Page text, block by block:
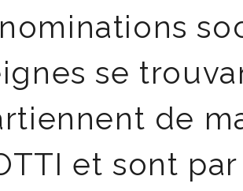
se
de
et sont